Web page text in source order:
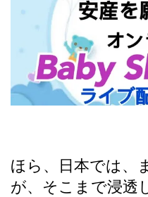
ほら、日本では、
が、そこまで浸透